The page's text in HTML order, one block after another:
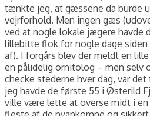
tænkte jeg, at gæssene da burde
vejrforhold. Men ingen gæs
ved at nogle lokale jægere havde
lillebitte flok for nogle dage
af). I forgårs blev der meldt en
en pålidelig ornitolog – men selv
checke stederne hver dag, var
jeg havde de første 55 i Østerild
ville være lette at overse midt i